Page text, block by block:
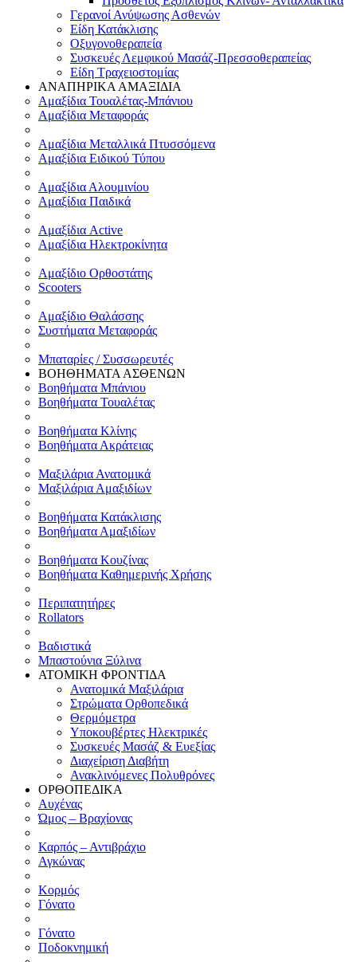
Γερανοί Ανύψωσης Ασθενών
Είδη Κατάκλισης
Οξυγονοθεραπεία
Συσκευές Λεμφικού Μασάζ-Πρεσσοθεραπείας
Είδη Τραχειοστομίας
ΑΝΑΠΗΡΙΚΑ ΑΜΑΞΙΔΙΑ
Αμαξίδια Τουαλέτας-Μπάνιου
Αμαξίδια Μεταφοράς
Αμαξίδια Μεταλλικά Πτυσσόμενα
Αμαξίδια Ειδικού Τύπου
Αμαξίδια Αλουμινίου
Αμαξίδια Παιδικά
Αμαξίδια Active
Αμαξίδια Ηλεκτροκίνητα
Αμαξίδιο Ορθοστάτης
Scooters
Αμαξίδιο Θαλάσσης
Συστήματα Μεταφοράς
Μπαταρίες / Συσσωρευτές
ΒΟΗΘΗΜΑΤΑ ΑΣΘΕΝΩΝ
Βοηθήματα Μπάνιου
Βοηθήματα Τουαλέτας
Βοηθήματα Κλίνης
Βοηθήματα Ακράτειας
Μαξιλάρια Ανατομικά
Μαξιλάρια Αμαξιδίων
Βοηθήματα Κατάκλισης
Βοηθήματα Αμαξιδίων
Βοηθήματα Κουζίνας
Βοηθήματα Καθημερινής Χρήσης
Περιπατητήρες
Rollators
Βαδιστικά
Μπαστούνια Ξύλινα
ΑΤΟΜΙΚΗ ΦΡΟΝΤΙΔΑ
Ανατομικά Μαξιλάρια
Στρώματα Ορθοπεδικά
Θερμόμετρα
Υποκουβέρτες Ηλεκτρικές
Συσκευές Μασάζ & Ευεξίας
Διαχείριση Διαβήτη
Ανακλινόμενες Πολυθρόνες
ΟΡΘΟΠΕΔΙΚΑ
Αυχένας
Ώμος – Βραχίονας
Καρπός – Αντιβράχιο
Αγκώνας
Κορμός
Γόνατο
Γόνατο
Ποδοκνημική